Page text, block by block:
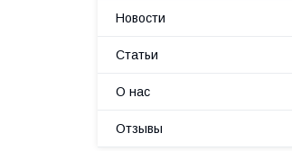
Новости
Статьи
О нас
Отзывы